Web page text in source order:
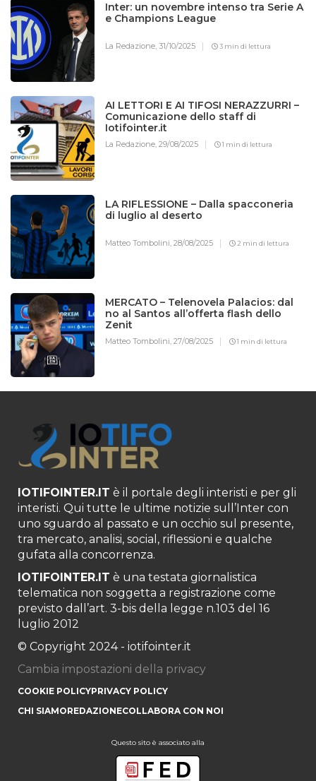
Inter: un novembre intenso tra Serie A
e Champions League
La Redazione,31/10/2025 3 min di lettura
AI LETTORI E AI TIFOSI NERAZZURRI –
Comunicazione dello staff di
Iotifointer.it
La Redazione,29/08/2025 1 min di lettura
LA RIFLESSIONE – Dalla spacconeria
di luglio al deserto
Matteo Tombolini,28/08/2025 2 min di lettura
MERCATO – Telenovela Palacios: dal
no al Santos all’offerta flash dello
Zenit
Matteo Tombolini,27/08/2025 1 min di lettura
IOTIFOINTER.IT è il portale degli interisti e per gli
interisti. Qui tutte le ultime notizie sull’Inter con
uno sguardo al passato e un occhio sul presente,
tra mercato, analisi, social, riflessioni e qualche
gufata alla concorrenza.
IOTIFOINTER.IT è una testata giornalistica
telematica non soggetta a registrazione come
previsto dall’art. 3-bis della legge n.103 del 16
luglio 2012
© Copyright 2024 - iotifointer.it
Cambia impostazioni della privacy
COOKIE POLICYPRIVACY POLICY
CHI SIAMOREDAZIONECOLLABORA CON NOI
Questo sito è associato alla